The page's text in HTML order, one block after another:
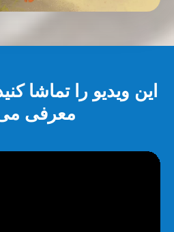
این ویدیو را تماشا
معرفی